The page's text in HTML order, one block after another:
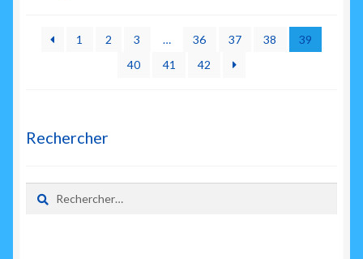
récent
au
1 2 3 … 36 37 38
39
40
41 42
Rechercher
Rechercher :